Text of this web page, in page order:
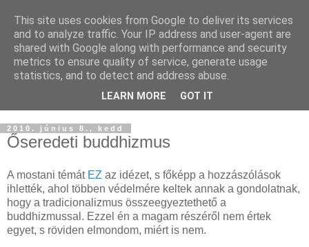
Buddhapest
Hétköznapi buddhizmus
2010. június 8., kedd
Őseredeti buddhizmus
A mostani témát EZ az idézet, s főképp a hozzászólások
ihlették, ahol többen védelmére keltek annak a gondolatnak,
hogy a tradicionalizmus összeegyeztethető a
buddhizmussal. Ezzel én a magam részéről nem értek
egyet, s röviden elmondom, miért is nem.
This site uses cookies from Google to deliver its services
and to analyze traffic. Your IP address and user-agent are
shared with Google along with performance and security
metrics to ensure quality of service, generate usage
statistics, and to detect and address abuse.
LEARN MORE GOT IT